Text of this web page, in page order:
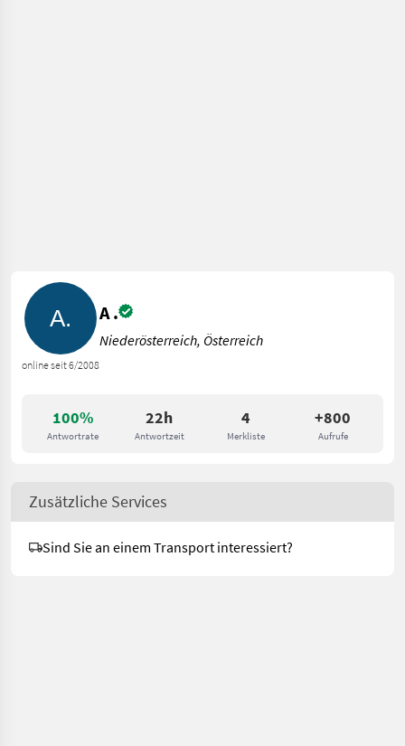
100%
Antwortrate
22h
Antwortzeit
4
Merkliste
+800
Aufrufe
online seit 6/2008
A .
Niederösterreich, Österreich
Zusätzliche Services
Sind Sie an einem Transport interessiert?